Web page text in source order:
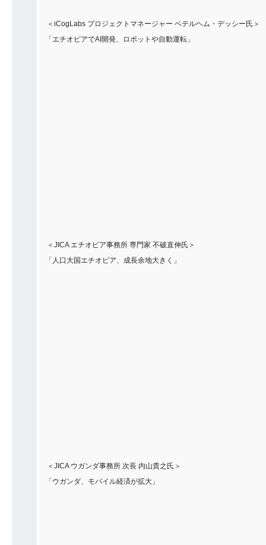
＜iCogLabs プロジェクトマネージャー ベテルヘム・デッシー氏＞
「エチオピアでAI開発、ロボットや自動運転」
＜JICA エチオピア事務所 専門家 不破直伸氏＞
「人口大国エチオピア、成長余地大きく」
＜JICA ウガンダ事務所 次長 内山貴之氏＞
「ウガンダ、モバイル経済が拡大」